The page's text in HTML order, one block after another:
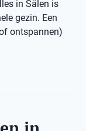
in Sälen is
gezin. Een
ontspannen)